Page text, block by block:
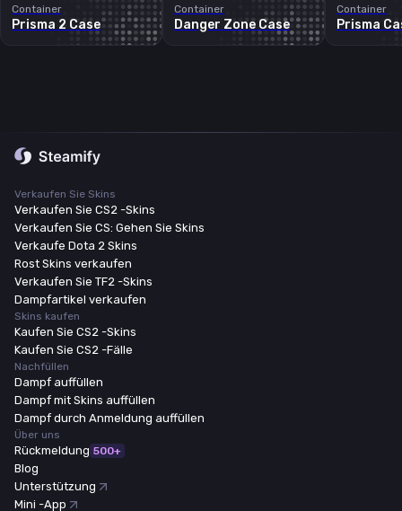
Container
Prisma 2 Case
Container
Danger Zone Case
Container
Prisma
Verkaufen Sie Skins
Verkaufen Sie CS2 -Skins
Verkaufen Sie CS: Gehen Sie Skins
Verkaufe Dota 2 Skins
Rost Skins verkaufen
Verkaufen Sie TF2 -Skins
Dampfartikel verkaufen
Skins kaufen
Kaufen Sie CS2 -Skins
Kaufen Sie CS2 -Fälle
Nachfüllen
Dampf auffüllen
Dampf mit Skins auffüllen
Dampf durch Anmeldung auffüllen
Über uns
Rückmeldung 500+
Blog
Unterstützung
Mini -App